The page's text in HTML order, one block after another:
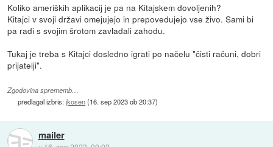
Koliko ameriških aplikacij je pa na Kitajskem dovoljenih?
Kitajci v svoji državi omejujejo in prepovedujejo vse živo. Sami bi
pa radi s svojim šrotom zavladali zahodu.
Tukaj je treba s Kitajci dosledno igrati po načelu "čisti računi, dobri
prijatelji".
Zgodovina sprememb…
predlagal izbris:jkosen(16. sep 2023 ob 20:37)
mailer